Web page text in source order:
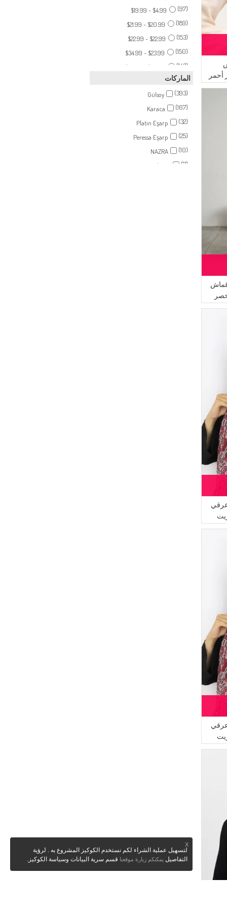
(4)
نحاس
أخضر فاتح
ليلكي داكن
أزرق زيتي
أزرق جينز
$4.99 - $19.99
(97)
$20.99 - $21.99
(189)
$22.99 - $22.99
(153)
$23.99 - $34.99
(150)
$36.99 - $37.99
(143)
$39.99 - $251.99
(47)
الماركات
Gülsoy
(393)
Karaca
(167)
Platin Eşarp
(32)
Peressa Eşarp
(25)
NAZRA
(10)
Enderun
(7)
X
لتسهيل عملية الشراء لكم نستخدم الكوكيز المشروع به . لرؤية
التفاصيل يمكنكم زيارة موقعنا قسم سرية البيانات وسياسة الكوكيز.